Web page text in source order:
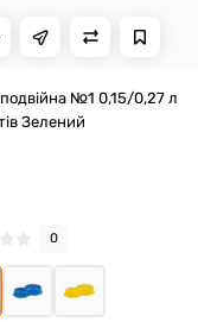
№1 0,15/0,27 л
Зелений
0